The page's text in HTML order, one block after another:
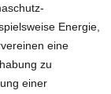
Energie,
eine
zu
einer